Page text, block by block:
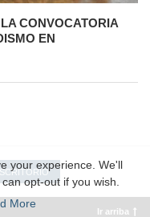
CONVOCATORIA
EN
Ir arriba
your experience. We'll
opt-out if you wish.
More